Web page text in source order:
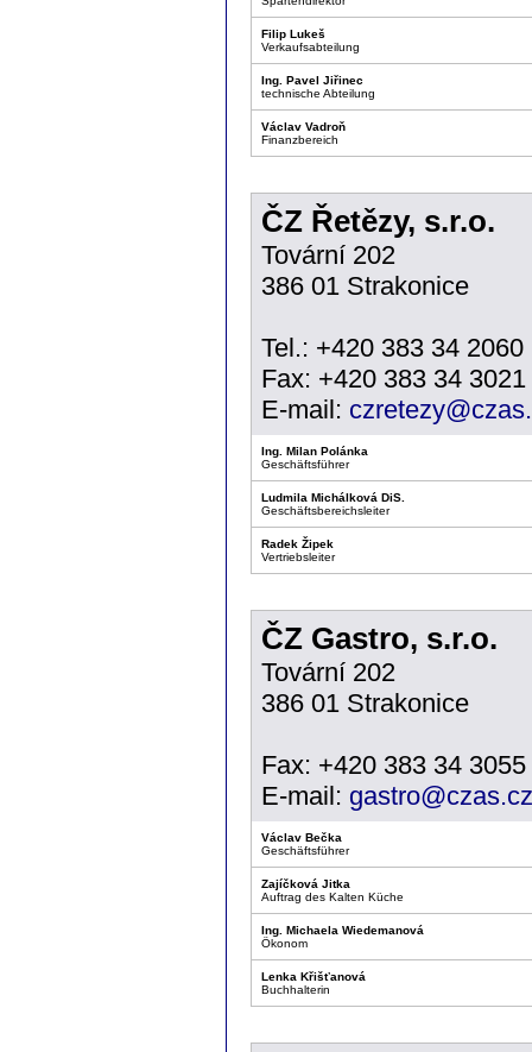
Filip Lukeš
Verkaufsabteilung
Ing. Pavel Jiřinec
technische Abteilung
Václav Vadroň
Finanzbereich
ČZ Řetězy, s.r.o.
Tovární 202
386 01 Strakonice
Tel.: +420 383 34 2060
Fax: +420 383 34 3021
E-mail:
Ing. Milan Polánka
Geschäftsführer
Ludmila Michálková DiS.
Geschäftsbereichsleiter
Radek Žipek
Vertriebsleiter
ČZ Gastro, s.r.o.
Tovární 202
386 01 Strakonice
Fax: +420 383 34 3055
E-mail: gastro@czas.cz
Václav Bečka
Geschäftsführer
Zajíčková Jitka
Auftrag des Kalten Küche
Ing. Michaela Wiedemanová
Ökonom
Lenka Křišťanová
Buchhalterin